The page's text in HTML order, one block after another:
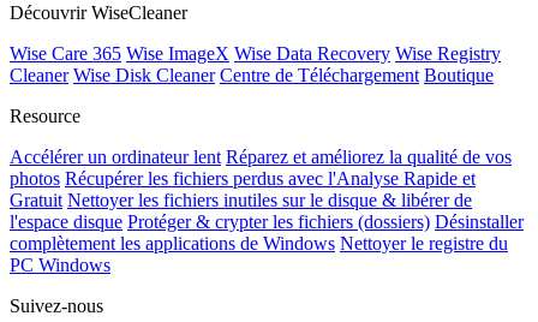
Découvrir WiseCleaner
Wise Care 365 Wise ImageX Wise Data Recovery Wise Registry
Cleaner Wise Disk Cleaner Centre de Téléchargement Boutique
Resource
Accélérer un ordinateur lent Réparez et améliorez la qualité de vos
photos Récupérer les fichiers perdus avec l'Analyse Rapide et
Gratuit Nettoyer les fichiers inutiles sur le disque & libérer de
l'espace disque Protéger & crypter les fichiers (dossiers) Désinstaller
complètement les applications de Windows Nettoyer le registre du
PC Windows
Suivez-nous